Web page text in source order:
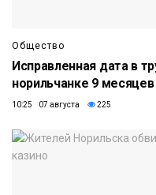
Общество
Исправленная дата в
норильчанке 9
10:25 07 августа 225